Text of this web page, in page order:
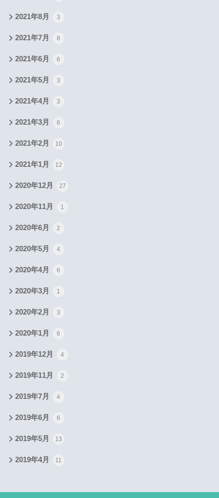
2021年8月 3
2021年7月 8
2021年6月 6
2021年5月 3
2021年4月 3
2021年3月 6
2021年2月 10
2021年1月 12
2020年12月 27
2020年11月 1
2020年6月 2
2020年5月 4
2020年4月 6
2020年3月 1
2020年2月 3
2020年1月 6
2019年12月 4
2019年11月 2
2019年7月 4
2019年6月 6
2019年5月 13
2019年4月 11